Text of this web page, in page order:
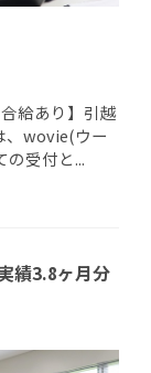
給あり】引越
、wovie(ウー
受付と...
績3.8ヶ月分